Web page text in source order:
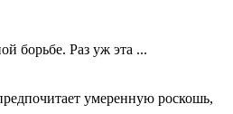
борьбе. Раз уж эта ...
умеренную роскошь,